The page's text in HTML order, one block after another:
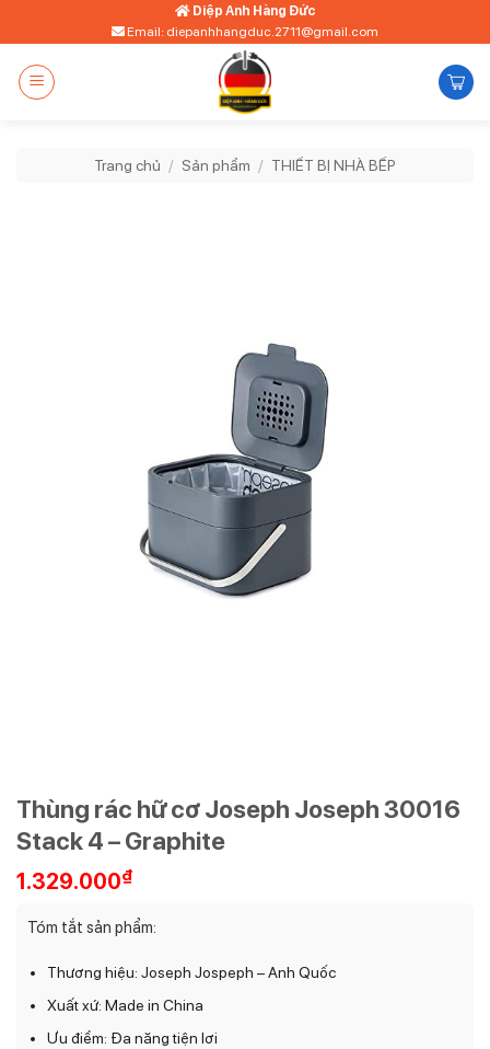
qua
dung
Diệp Anh Hàng Đức
Email: diepanhhangduc.2711@gmail.com
Trang chủ / Sản phẩm / THIẾT BỊ NHÀ BẾP
Thùng rác hữ cơ Joseph Joseph 30016
Stack 4 – Graphite
1.329.000₫
Tóm tắt sản phẩm:
Thương hiệu: Joseph Jospeph – Anh Quốc
Xuất xứ: Made in China
Ưu điểm: Đa năng tiện lơi